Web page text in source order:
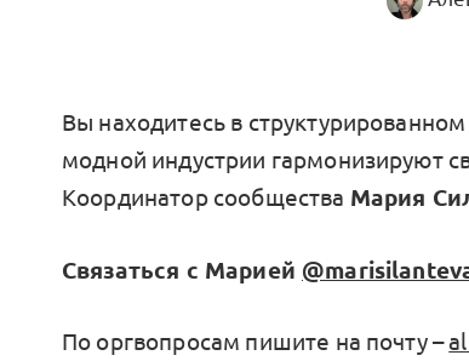
Вы находитесь в
модной индустрии гармонизируют
Координатор сообщества Мария
Связаться с Марией
По оргвопросам пишите на почту –